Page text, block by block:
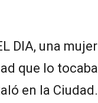
DIA, una
que lo
en la Ciudad.